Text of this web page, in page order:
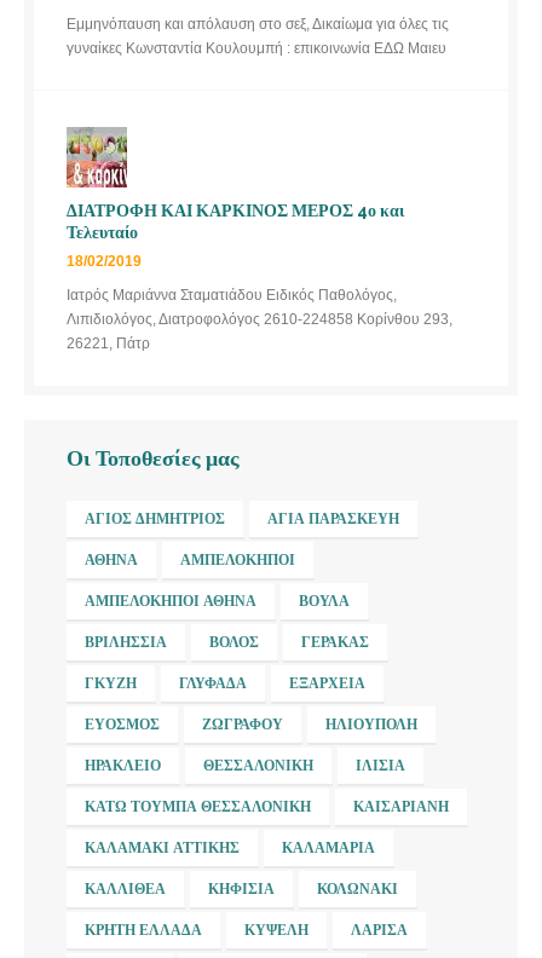
Εμμηνόπαυση και απόλαυση στο σεξ, Δικαίωμα για όλες τις
γυναίκες Κωνσταντία Κουλουμπή : επικοινωνία ΕΔΩ Μαιευ
ΔΙΑΤΡΟΦΗ ΚΑΙ ΚΑΡΚΙΝΟΣ ΜΕΡΟΣ 4ο και
Τελευταίο
18/02/2019
Ιατρός Μαριάννα Σταματιάδου Ειδικός Παθολόγος,
Λιπιδιολόγος, Διατροφολόγος 2610-224858 Κορίνθου 293,
26221, Πάτρ
Οι Τοποθεσίες μας
ΆΓΙΟΣ ΔΗΜΉΤΡΙΟΣ ΑΓΊΑ ΠΑΡΑΣΚΕΥΉ
ΑΘΉΝΑ ΑΜΠΕΛΌΚΗΠΟΙ
ΑΜΠΕΛΌΚΗΠΟΙ ΑΘΉΝΑ ΒΟΎΛΑ
ΒΡΙΛΉΣΣΙΑ ΒΌΛΟΣ ΓΈΡΑΚΑΣ
ΓΚΎΖΗ ΓΛΥΦΆΔΑ ΕΞΆΡΧΕΙΑ
ΕΎΟΣΜΟΣ ΖΩΓΡΆΦΟΥ ΗΛΙΟΎΠΟΛΗ
ΗΡΆΚΛΕΙΟ ΘΕΣΣΑΛΟΝΊΚΗ ΙΛΊΣΙΑ
ΚΆΤΩ ΤΟΎΜΠΑ ΘΕΣΣΑΛΟΝΊΚΗ ΚΑΙΣΑΡΙΑΝΉ
ΚΑΛΑΜΆΚΙ ΑΤΤΙΚΉΣ ΚΑΛΑΜΑΡΙΆ
ΚΑΛΛΙΘΈΑ ΚΗΦΙΣΙΆ ΚΟΛΩΝΆΚΙ
ΚΡΉΤΗ ΕΛΛΆΔΑ ΚΥΨΈΛΗ ΛΆΡΙΣΑ